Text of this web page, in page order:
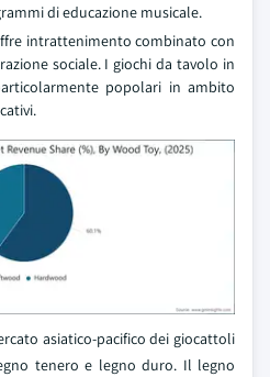
di educazione musicale.
intrattenimento combinato con
sociale. I giochi da tavolo in
popolari in ambito
asiatico-pacifico dei giocattoli
tenero e legno duro. Il legno